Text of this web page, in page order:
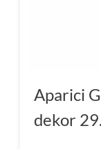
Aparici
dekor